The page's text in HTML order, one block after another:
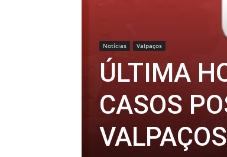
Notícias Valpaços
ÚLTIMA
CASOS
VALPAÇOS